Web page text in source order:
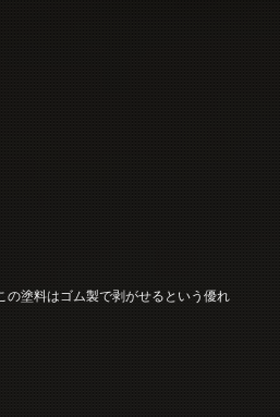
の塗料はゴム製で剥がせるという優れ